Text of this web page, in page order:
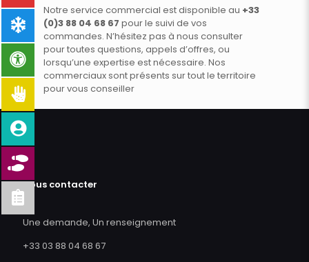
Notre service commercial est disponible au +33
(0)3 88 04 68 67 pour le suivi de vos
commandes. N’hésitez pas à nous consulter
pour toutes questions, appels d’offres, ou
lorsqu’une expertise est nécessaire. Nos
commerciaux sont présents sur tout le territoire
pour vous conseiller
Nous contacter
Une demande, Un renseignement
+33 03 88 04 68 67